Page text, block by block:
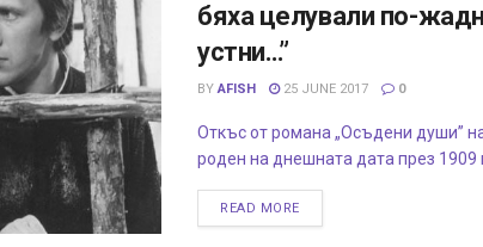
бяха целували по-
устни…”
BY AFISH 25 JUNE 2017 0
Откъс от романа „Осъдени души”
роден на днешната дата през 1909
READ MORE